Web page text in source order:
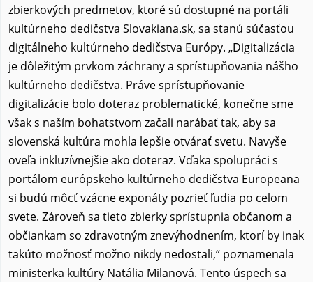
zbierkových predmetov, ktoré sú dostupné na portáli
kultúrneho dedičstva Slovakiana.sk, sa stanú súčasťou
digitálneho kultúrneho dedičstva Európy. „Digitalizácia
je dôležitým prvkom záchrany a sprístupňovania nášho
kultúrneho dedičstva. Práve sprístupňovanie
digitalizácie bolo doteraz problematické, konečne sme
však s naším bohatstvom začali narábať tak, aby sa
slovenská kultúra mohla lepšie otvárať svetu. Navyše
oveľa inkluzívnejšie ako doteraz. Vďaka spolupráci s
portálom európskeho kultúrneho dedičstva Europeana
si budú môcť vzácne exponáty pozrieť ľudia po celom
svete. Zároveň sa tieto zbierky sprístupnia občanom a
občiankam so zdravotným znevýhodnením, ktorí by inak
takúto možnosť možno nikdy nedostali,“ poznamenala
ministerka kultúry Natália Milanová. Tento úspech sa